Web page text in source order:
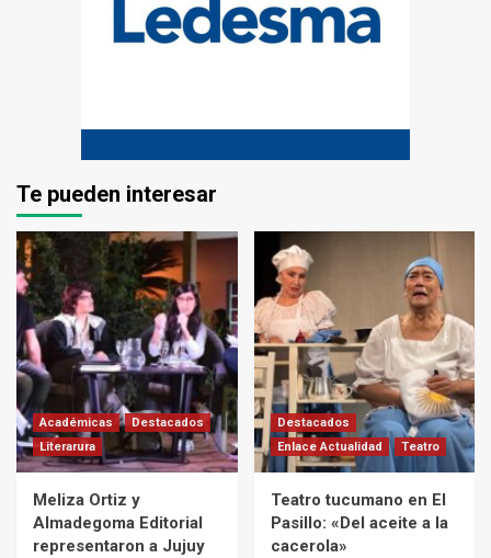
Te pueden interesar
Académicas
Destacados
Literarura
Meliza Ortiz y
Almadegoma Editorial
representaron a Jujuy
Destacados
Enlace Actualidad
Teatro
Teatro tucumano en El
Pasillo: «Del aceite a la
cacerola»